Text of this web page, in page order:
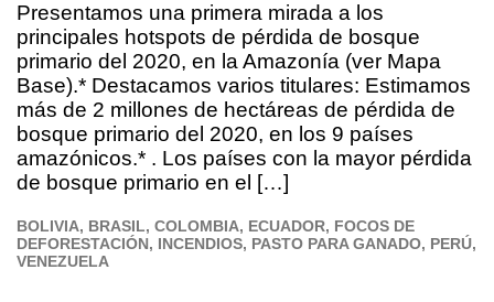
Presentamos una primera mirada a los
principales hotspots de pérdida de bosque
primario del 2020, en la Amazonía (ver Mapa
Base).* Destacamos varios titulares: Estimamos
más de 2 millones de hectáreas de pérdida de
bosque primario del 2020, en los 9 países
amazónicos.* . Los países con la mayor pérdida
de bosque primario en el […]
BOLIVIA BRASIL COLOMBIA ECUADOR FOCOS DE
DEFORESTACIÓN INCENDIOS PASTO PARA GANADO PERÚ
VENEZUELA